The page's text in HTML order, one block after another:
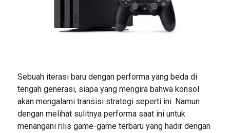
Sebuah iterasi baru dengan performa yang beda di
tengah generasi, siapa yang mengira bahwa konsol
akan mengalami transisi strategi seperti ini. Namun
dengan melihat sulitnya performa saat ini untuk
menangani rilis game-game terbaru yang hadir dengan